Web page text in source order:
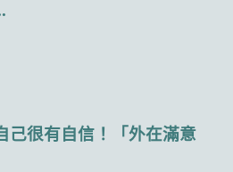
己很有自信！「外在滿意